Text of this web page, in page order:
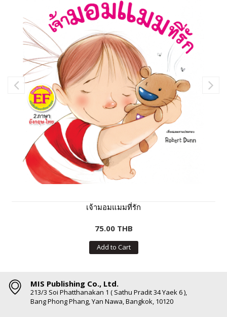
เจ้ามอมแมมที่รัก
75.00 THB
Add to Cart
MIS Publishing Co., Ltd.
213/3 Soi Phatthanakan 1 ( Sathu Pradit 34 Yaek 6 ),
Bang Phong Phang, Yan Nawa, Bangkok, 10120